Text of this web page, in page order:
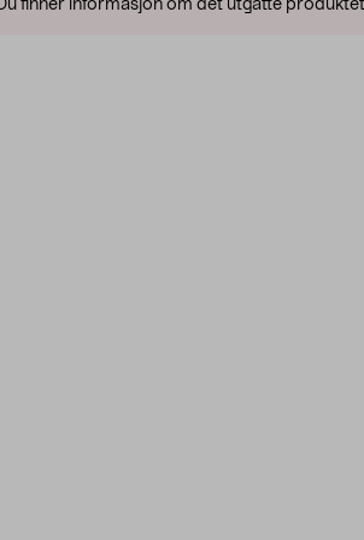
Du finner informasjon om det utgåtte